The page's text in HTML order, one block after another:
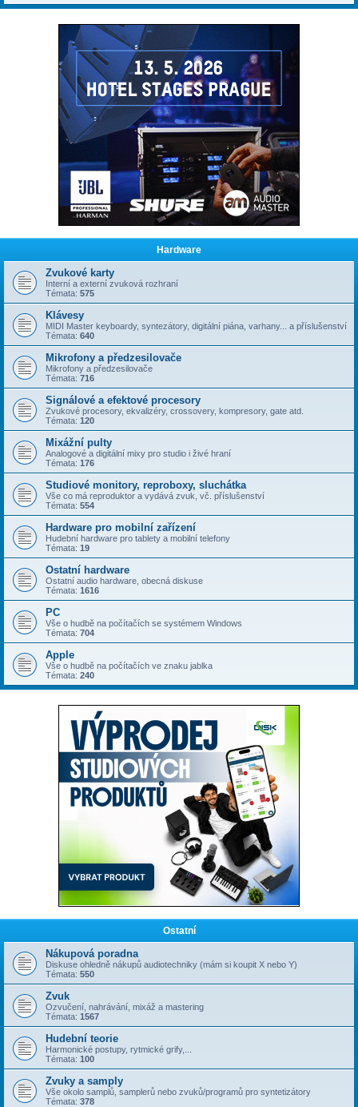
Hardware
Zvukové karty
Interní a externí zvuková rozhraní
Témata: 575
Klávesy
MIDI Master keyboardy, syntezátory, digitální piána, varhany... a příslušenství
Témata: 640
Mikrofony a předzesilovače
Mikrofony a předzesilovače
Témata: 716
Signálové a efektové procesory
Zvukové procesory, ekvalizéry, crossovery, kompresory, gate atd.
Témata: 120
Mixážní pulty
Analogové a digitální mixy pro studio i živé hraní
Témata: 176
Studiové monitory, reproboxy, sluchátka
Vše co má reproduktor a vydává zvuk, vč. příslušenství
Témata: 554
Hardware pro mobilní zařízení
Hudební hardware pro tablety a mobilní telefony
Témata: 19
Ostatní hardware
Ostatní audio hardware, obecná diskuse
Témata: 1616
PC
Vše o hudbě na počítačích se systémem Windows
Témata: 704
Apple
Vše o hudbě na počítačích ve znaku jablka
Témata: 240
Ostatní
Nákupová poradna
Diskuse ohledně nákupů audiotechniky (mám si koupit X nebo Y)
Témata: 550
Zvuk
Ozvučení, nahrávání, mixáž a mastering
Témata: 1567
Hudební teorie
Harmonické postupy, rytmické grify,...
Témata: 100
Zvuky a samply
Vše okolo samplů, samplerů nebo zvuků/programů pro syntetizátory
Témata: 378